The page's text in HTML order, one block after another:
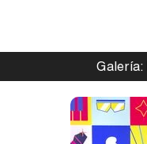
Galería: